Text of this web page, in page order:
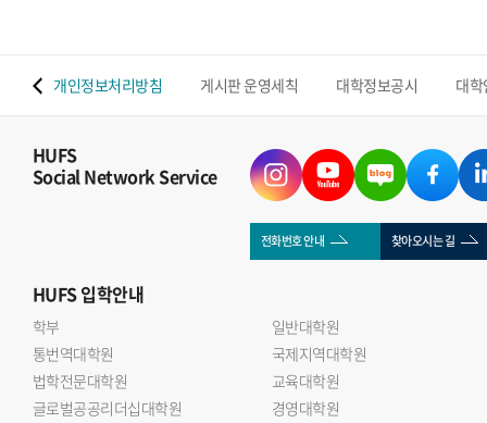
개인정보처리방침 게시판 운영세칙 대학정보공시 대
HUFS
Social Network Service
전화번호 안내 찾아오시는 길
HUFS입학안내
학부
일반대학원
통번역대학원
국제지역대학원
법학전문대학원
교육대학원
글로벌공공리더십대학원
경영대학원